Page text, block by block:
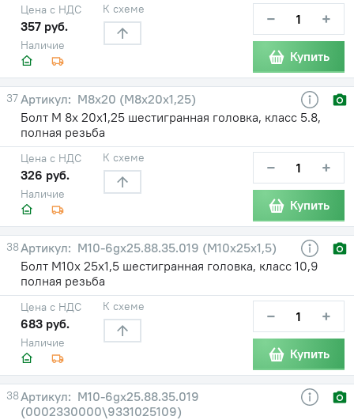
Наличие
Цена с НДС
357 руб.
К схеме − +
Купить
37
М8х20 (М8х20х1,25)
Болт М 8х 20х1,25 шестигранная головка, класс 5.8,
полная резьба
Наличие
Цена с НДС
326 руб.
К схеме − +
Купить
38
М10-6gх25.88.35.019 (М10х25х1,5)
Болт М10х 25х1,5 шестигранная головка, класс 10,9
полная резьба
Наличие
Цена с НДС
683 руб.
К схеме − +
Купить
38
М10-6gх25.88.35.019
(0002330000\9331025109)